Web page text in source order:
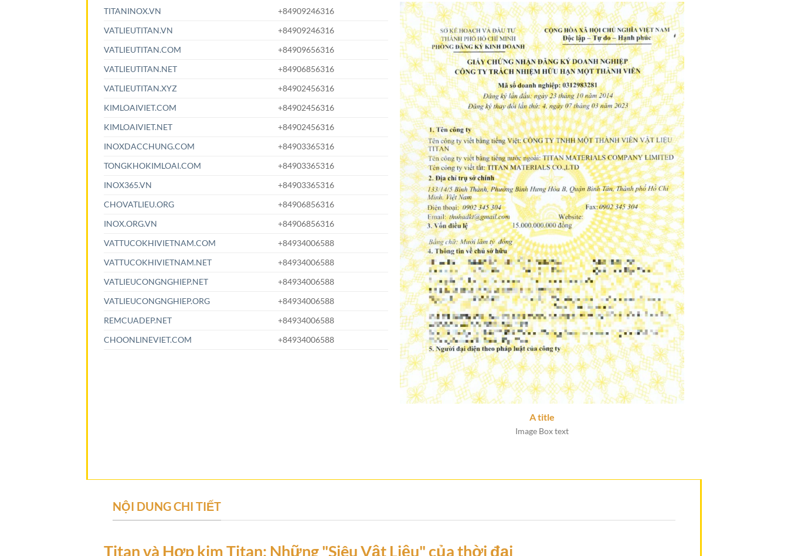
TITANINOX.VN
+84909246316
VATLIEUTITAN.VN
+84909246316
VATLIEUTITAN.COM
+84909656316
VATLIEUTITAN.NET
+84906856316
VATLIEUTITAN.XYZ
+84902456316
KIMLOAIVIET.COM
+84902456316
KIMLOAIVIET.NET
+84902456316
INOXDACCHUNG.COM
+84903365316
TONGKHOKIMLOAI.COM
+84903365316
INOX365.VN
+84903365316
CHOVATLIEU.ORG
+84906856316
INOX.ORG.VN
+84906856316
VATTUCOKHIVIETNAM.COM
+84934006588
VATTUCOKHIVIETNAM.NET
+84934006588
VATLIEUCONGNGHIEP.NET
+84934006588
VATLIEUCONGNGHIEP.ORG
+84934006588
REMCUADEP.NET
+84934006588
CHOONLINEVIET.COM
+84934006588
A title
Image Box text
NỘI DUNG CHI TIẾT
Titan và Hợp kim Titan: Những "Siêu Vật Liệu" của thời đại